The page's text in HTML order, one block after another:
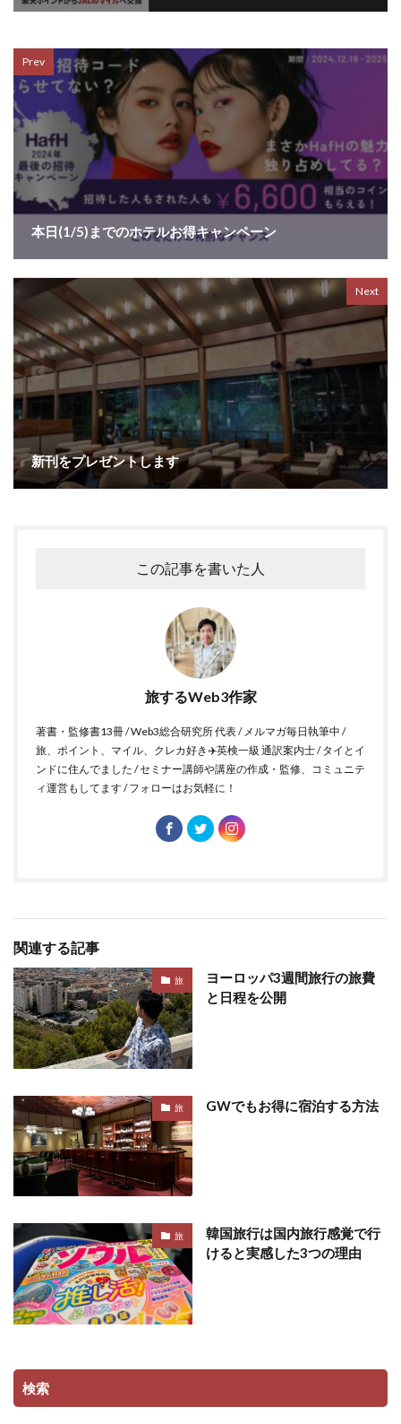
Prev
本日(1/5)までのホテルお得キャンペーン
Next
新刊をプレゼントします
この記事を書いた人
旅するWeb3作家
著書・監修書13冊 / Web3総合研究所 代表 / メルマガ毎日執筆中 /
旅、ポイント、マイル、クレカ好き✈️英検一級 通訳案内士 / タイとイ
ンドに住んでました / セミナー講師や講座の作成・監修、コミュニテ
ィ運営もしてます / フォローはお気軽に！
関連する記事
旅
ヨーロッパ3週間旅行の旅費
と日程を公開
旅 GWでもお得に宿泊する方法
旅
韓国旅行は国内旅行感覚で行
けると実感した3つの理由
検索